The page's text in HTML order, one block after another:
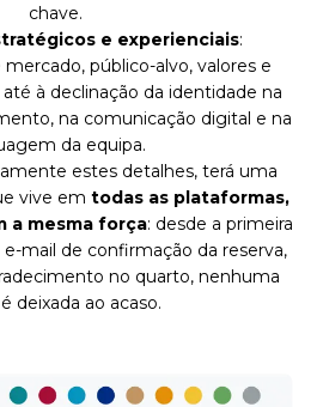
chave.
e experienciais:
público-alvo, valores e
à declinação da identidade na
na comunicação digital e na
da equipa.
estes detalhes, terá uma
vive em todas as plataformas,
a mesma força: desde a primeira
mail de confirmação da reserva,
no quarto, nenhuma
deixada ao acaso.